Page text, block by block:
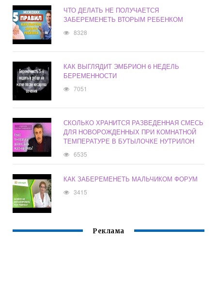
ЧТО ДЕЛАТЬ НЕ ПОЛУЧАЕТСЯ
ЗАБЕРЕМЕНЕТЬ ВТОРЫМ РЕБЕНКОМ
8328
КАК ВЫГЛЯДИТ ЭМБРИОН 6 НЕДЕЛЬ
БЕРЕМЕННОСТИ
7051
СКОЛЬКО ХРАНИТСЯ РАЗВЕДЕННАЯ СМЕСЬ
ДЛЯ НОВОРОЖДЕННЫХ ПРИ КОМНАТНОЙ
ТЕМПЕРАТУРЕ В БУТЫЛОЧКЕ НУТРИЛОН
6535
КАК ЗАБЕРЕМЕНЕТЬ МАЛЬЧИКОМ ФОРУМ
3415
Реклама